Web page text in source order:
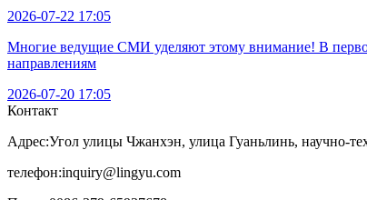
2026-07-22 17:05
Многие ведущие СМИ уделяют этому внимание! В
направлениям
2026-07-20 17:05
Контакт
Адрес:Угол улицы Чжанхэн, улица Гуаньлинь, научно-
телефон:inquiry@lingyu.com